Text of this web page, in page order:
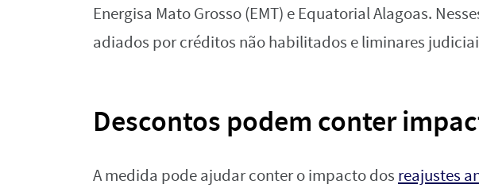
Energisa Mato Grosso (EMT) e Equatorial Alagoas.
adiados por créditos não habilitados e liminares
Descontos podem conter
A medida pode ajudar conter o impacto dos reajustes